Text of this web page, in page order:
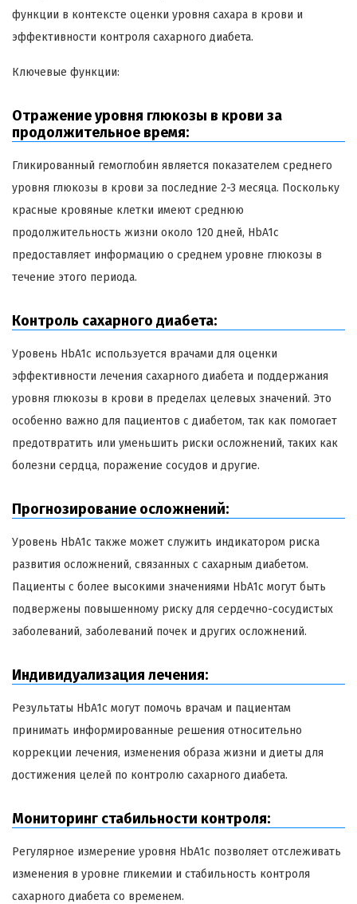
функции в контексте оценки уровня сахара в крови и
эффективности контроля сахарного диабета.
Ключевые функции:
Отражение уровня глюкозы в крови за
продолжительное время:
Гликированный гемоглобин является показателем среднего
уровня глюкозы в крови за последние 2-3 месяца. Поскольку
красные кровяные клетки имеют среднюю
продолжительность жизни около 120 дней, HbA1c
предоставляет информацию о среднем уровне глюкозы в
течение этого периода.
Контроль сахарного диабета:
Уровень HbA1c используется врачами для оценки
эффективности лечения сахарного диабета и поддержания
уровня глюкозы в крови в пределах целевых значений. Это
особенно важно для пациентов с диабетом, так как помогает
предотвратить или уменьшить риски осложнений, таких как
болезни сердца, поражение сосудов и другие.
Прогнозирование осложнений:
Уровень HbA1c также может служить индикатором риска
развития осложнений, связанных с сахарным диабетом.
Пациенты с более высокими значениями HbA1c могут быть
подвержены повышенному риску для сердечно-сосудистых
заболеваний, заболеваний почек и других осложнений.
Индивидуализация лечения:
Результаты HbA1c могут помочь врачам и пациентам
принимать информированные решения относительно
коррекции лечения, изменения образа жизни и диеты для
достижения целей по контролю сахарного диабета.
Мониторинг стабильности контроля:
Регулярное измерение уровня HbA1c позволяет отслеживать
изменения в уровне гликемии и стабильность контроля
сахарного диабета со временем.